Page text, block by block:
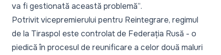
va fi gestionată această problemă”.
Potrivit vicepremierului pentru Reintegrare, regimul
de la Tiraspol este controlat de Federația Rusă - o
piedică în procesul de reunificare a celor două maluri